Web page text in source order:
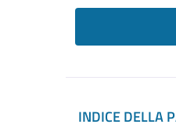
INDICE DELLA